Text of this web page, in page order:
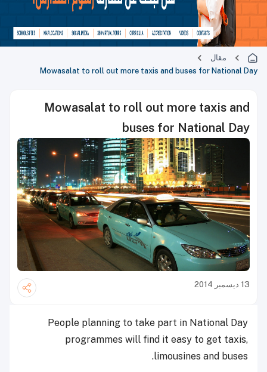
مقال
Mowasalat to roll out more taxis and buses for National Day
Mowasalat to roll out more taxis and
buses for National Day
13 ديسمبر 2014
People planning to take part in National Day
programmes will find it easy to get taxis,
limousines and buses.